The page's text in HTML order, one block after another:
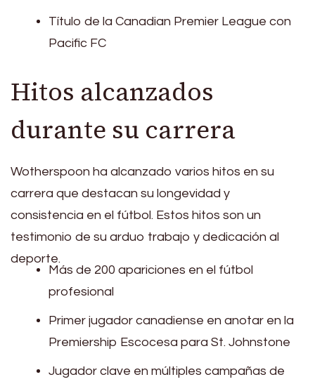
Título de la Canadian Premier League con
Pacific FC
Hitos alcanzados
durante su carrera
Wotherspoon ha alcanzado varios hitos en su
carrera que destacan su longevidad y
consistencia en el fútbol. Estos hitos son un
testimonio de su arduo trabajo y dedicación al
deporte.
Más de 200 apariciones en el fútbol
profesional
Primer jugador canadiense en anotar en la
Premiership Escocesa para St. Johnstone
Jugador clave en múltiples campañas de